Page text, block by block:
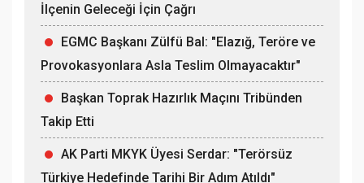
İlçenin Geleceği İçin Çağrı
EGMC Başkanı Zülfü Bal: "Elazığ, Teröre ve
Provokasyonlara Asla Teslim Olmayacaktır"
Başkan Toprak Hazırlık Maçını Tribünden
Takip Etti
AK Parti MKYK Üyesi Serdar: "Terörsüz
Türkiye Hedefinde Tarihi Bir Adım Atıldı"